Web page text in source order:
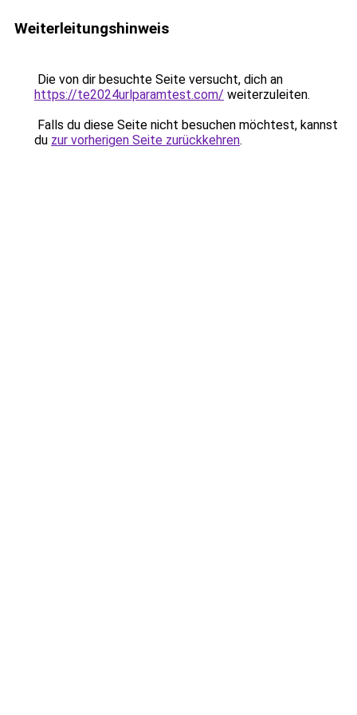
Weiterleitungshinweis
Die von dir besuchte Seite versucht, dich an
https://te2024urlparamtest.com/ weiterzuleiten.
Falls du diese Seite nicht besuchen möchtest, kannst
du zur vorherigen Seite zurückkehren.